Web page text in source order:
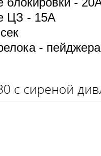
ЦЗ - 15A
-
с сиреной